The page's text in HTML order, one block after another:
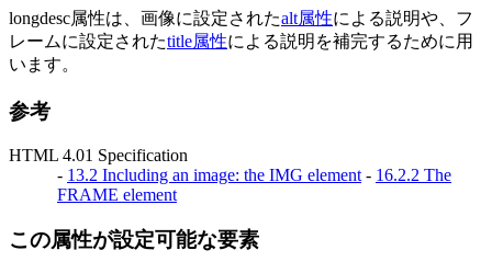
longdesc属性は、画像に設定されたalt属性による説明や、フ
レームに設定されたtitle属性による説明を補完するために用
います。
参考
HTML 4.01 Specification
- 13.2 Including an image: the IMG element - 16.2.2 The
FRAME element
この属性が設定可能な要素